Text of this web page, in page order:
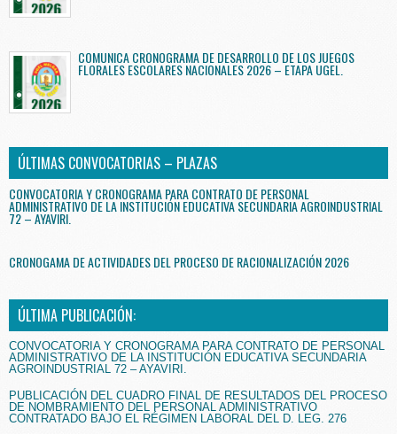
COMUNICA CRONOGRAMA DE DESARROLLO DE LOS JUEGOS
FLORALES ESCOLARES NACIONALES 2026 – ETAPA UGEL.
ÚLTIMAS CONVOCATORIAS – PLAZAS
CONVOCATORIA Y CRONOGRAMA PARA CONTRATO DE PERSONAL
ADMINISTRATIVO DE LA INSTITUCIÓN EDUCATIVA SECUNDARIA AGROINDUSTRIAL
72 – AYAVIRI.
CRONOGAMA DE ACTIVIDADES DEL PROCESO DE RACIONALIZACIÓN 2026
ÚLTIMA PUBLICACIÓN:
CONVOCATORIA Y CRONOGRAMA PARA CONTRATO DE PERSONAL
ADMINISTRATIVO DE LA INSTITUCIÓN EDUCATIVA SECUNDARIA
AGROINDUSTRIAL 72 – AYAVIRI.
PUBLICACIÓN DEL CUADRO FINAL DE RESULTADOS DEL PROCESO
DE NOMBRAMIENTO DEL PERSONAL ADMINISTRATIVO
CONTRATADO BAJO EL RÉGIMEN LABORAL DEL D. LEG. 276